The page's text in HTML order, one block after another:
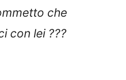
che
con lei ???